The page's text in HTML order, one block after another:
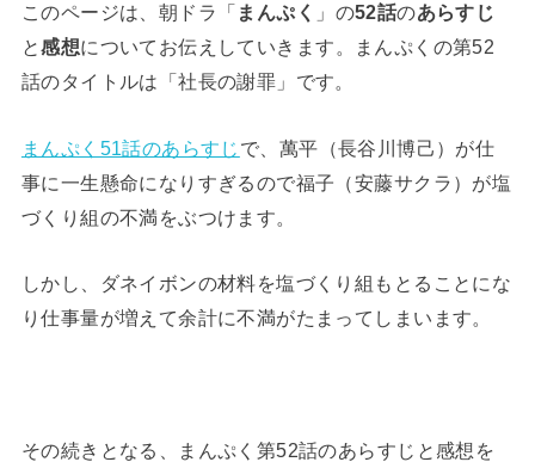
このページは、朝ドラ「 まんぷく 」の52話のあらすじ
と感想についてお伝えしていきます。まんぷくの第52
話のタイトルは「社長の謝罪」です。
まんぷく51話のあらすじ で、萬平（長谷川博己）が仕
事に一生懸命になりすぎるので福子（安藤サクラ）が塩
づくり組の不満をぶつけます。
しかし、ダネイボンの材料を塩づくり組もとることにな
り仕事量が増えて余計に不満がたまってしまいます。
その続きとなる、まんぷく第52話のあらすじと感想を